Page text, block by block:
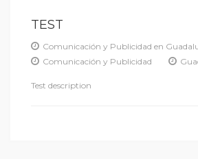
TEST
Comunicación y Publicidad en
Comunicación y Publicidad
Test description